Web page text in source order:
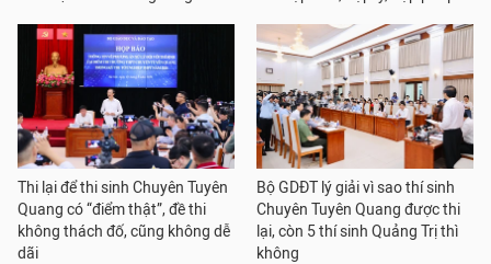
Thi lại để thi sinh Chuyên Tuyên
Quang có “điểm thật”, đề thi
không thách đố, cũng không dễ
dãi
Bộ GDĐT lý giải vì sao thí sinh
Chuyên Tuyên Quang được thi
lại, còn 5 thí sinh Quảng Trị thì
không